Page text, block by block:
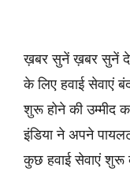
ख़बर सुनें ख़बर सुनें
के लिए हवाई सेवाएं
शुरू होने की उम्मीद
इंडिया ने अपने
कुछ हवाई सेवाएं शुरू